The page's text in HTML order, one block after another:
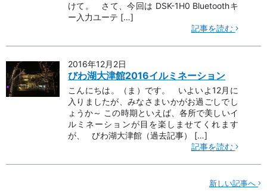
けて。 さて、今回は DSK-1H0 Bluetoothキ
ー入力ユーテ […]
記事を読む
2016年12月2日
びわ湖大津館2016イルミネーション
こんにちは。（ま）です。 いよいよ12月に
入りましたが、みなさまいかがお過ごしでし
ょうか～ この時期といえば、各所で美しいイ
ルミネーションが目を楽しませてくれます
が、 びわ湖大津館（過去記事） […]
記事を読む
新しい記事へ